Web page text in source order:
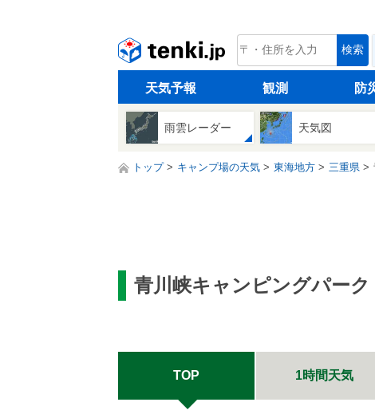
tenki.jp 検索
天気予報 観測 防
雨雲レーダー 天気図
トップ キャンプ場の天気 東海地方 三重県
青川峡キャンピングパーク
TOP 1時間天気